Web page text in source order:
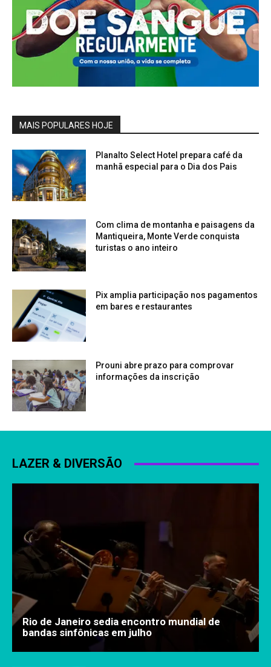
MAIS POPULARES HOJE
Planalto Select Hotel prepara café da
manhã especial para o Dia dos Pais
Com clima de montanha e paisagens da
Mantiqueira, Monte Verde conquista
turistas o ano inteiro
Pix amplia participação nos pagamentos
em bares e restaurantes
Prouni abre prazo para comprovar
informações da inscrição
LAZER & DIVERSÃO
Rio de Janeiro sedia encontro mundial de
bandas sinfônicas em julho